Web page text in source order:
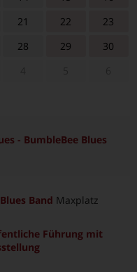
21 22
23
28 29
30
- BumbleBee Blues
Band Maxplatz
Führung mit